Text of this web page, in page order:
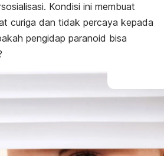
Kondisi ini membuat
curiga dan tidak percaya kepada
pengidap paranoid bisa